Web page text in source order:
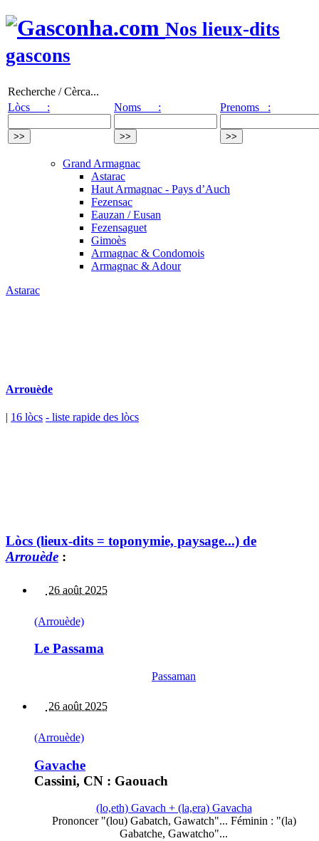
Nos lieux-dits
gascons
Recherche / Cèrca...
Lòcs :
Noms : Prenoms :
Grand Armagnac
Astarac
Haut Armagnac - Pays d’Auch
Fezensac
Eauzan / Eusan
Fezensaguet
Gimoès
Armagnac & Condomois
Armagnac & Adour
Astarac
Arrouède
| 16 lòcs - liste rapide des lòcs
Lòcs (lieux-dits = toponymie, paysage...) de
Arrouède :
26 août 2025
(Arrouède)
Le Passama
Passaman
26 août 2025
(Arrouède)
Gavache
Cassini, CN : Gaouach
(lo,eth) Gavach + (la,era) Gavacha
Prononcer "(lou) Gabatch, Gawatch"... Féminin : "(la)
Gabatche, Gawatcho"...